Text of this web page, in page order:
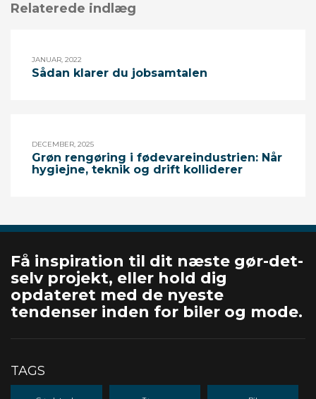
Relaterede indlæg
JANUAR, 2022
Sådan klarer du jobsamtalen
DECEMBER, 2025
Grøn rengøring i fødevareindustrien: Når
hygiejne, teknik og drift kolliderer
Få inspiration til dit næste gør-det-
selv projekt, eller hold dig
opdateret med de nyeste
tendenser inden for biler og mode.
TAGS